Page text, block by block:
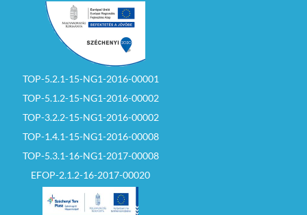
TOP-5.2.1-15-NG1-2016-00001
TOP-5.1.2-15-NG1-2016-00002
TOP-3.2.2-15-NG1-2016-00002
TOP-1.4.1-15-NG1-2016-00008
TOP-5.3.1-16-NG1-2017-00008
EFOP-2.1.2-16-2017-00020